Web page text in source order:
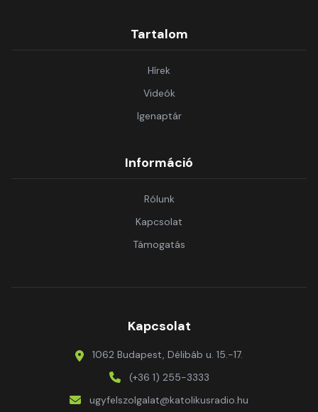
Tartalom
Hírek
Videók
Igenaptár
Információ
Rólunk
Kapcsolat
Támogatás
Kapcsolat
1062 Budapest, Délibáb u. 15.-17.
(+36 1) 255-3333
ugyfelszolgalat@katolikusradio.hu